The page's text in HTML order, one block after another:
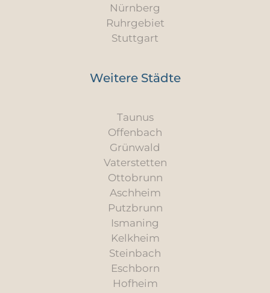
Nürnberg
Ruhrgebiet
Stuttgart
Weitere Städte
Taunus
Offenbach
Grünwald
Vaterstetten
Ottobrunn
Aschheim
Putzbrunn
Ismaning
Kelkheim
Steinbach
Eschborn
Hofheim